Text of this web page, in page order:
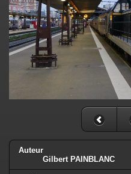
Auteur
Gilbert PAINBLANC